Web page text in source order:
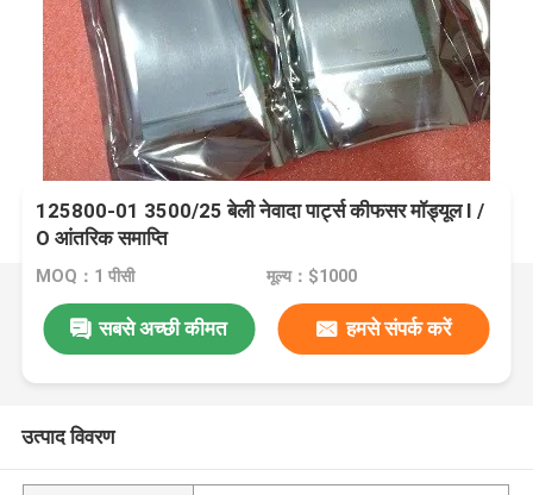
125800-01 3500/25 बेली नेवादा पार्ट्स कीफसर मॉड्यूल I /
O आंतरिक समाप्ति
MOQ：1 पीसी मूल्य：$1000
सबसे अच्छी कीमत हमसे संपर्क करें
उत्पाद विवरण